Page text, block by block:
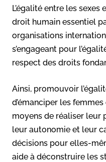
L’égalité entre les
droit humain essentiel
organisations
s’engageant pour
respect des droits
Ainsi, promouvoir
d’émanciper les
moyens de réaliser leur
leur autonomie et leur
décisions pour elles-
aide à déconstruire les